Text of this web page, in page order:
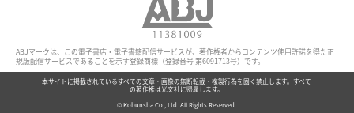
ABJマークは、この電子書店・電子書籍配信サービスが、著作権者からコンテンツ使用許諾を得た正
規版配信サービスであることを示す登録商標（登録番号 第6091713号）です。
本サイトに掲載されているすべての文章・画像の無断転載・複製行為を固く禁止します。すべて
の著作権は光文社に帰属します。
© Kobunsha Co., Ltd. All Rights Reserved.